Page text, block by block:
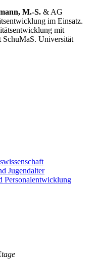
M.-S. & AG
im Einsatz.
mit
SchuMaS. Universität
Jugendalter
Personalentwicklung